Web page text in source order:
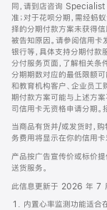
同，请到店咨询 Specialist
准；对于花呗分期，需经蚂
择的分期付款方案未获得
被告知原因。请参阅信用卡
银行等，具体支持分期付
分付服务页面，了解相关条
分期期数对应的最低限额可
和教育机构客户、企业员
期付款方案可能与上述方案
司信用卡无资格申请分期
当商品有货并/或发货时，
务费用将显示在你的信用卡
产品按广告宣传价或标价
送货服务。
此信息更新于 2026 年 7
内置心率监测功能适